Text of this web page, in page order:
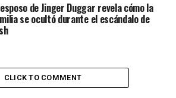
de Jinger Duggar revela cómo la
se ocultó durante el escándalo de
CLICK TO COMMENT